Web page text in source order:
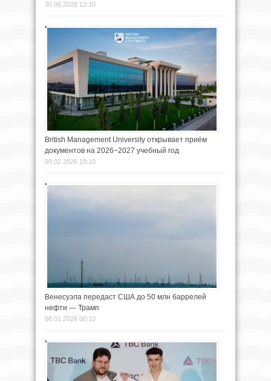
30.06.2026 12:10
British Management University открывает приём
документов на 2026−2027 учебный год
09.02.2026 19:10
Венесуэла передаст США до 50 млн баррелей
нефти — Трамп
08.01.2026 00:10